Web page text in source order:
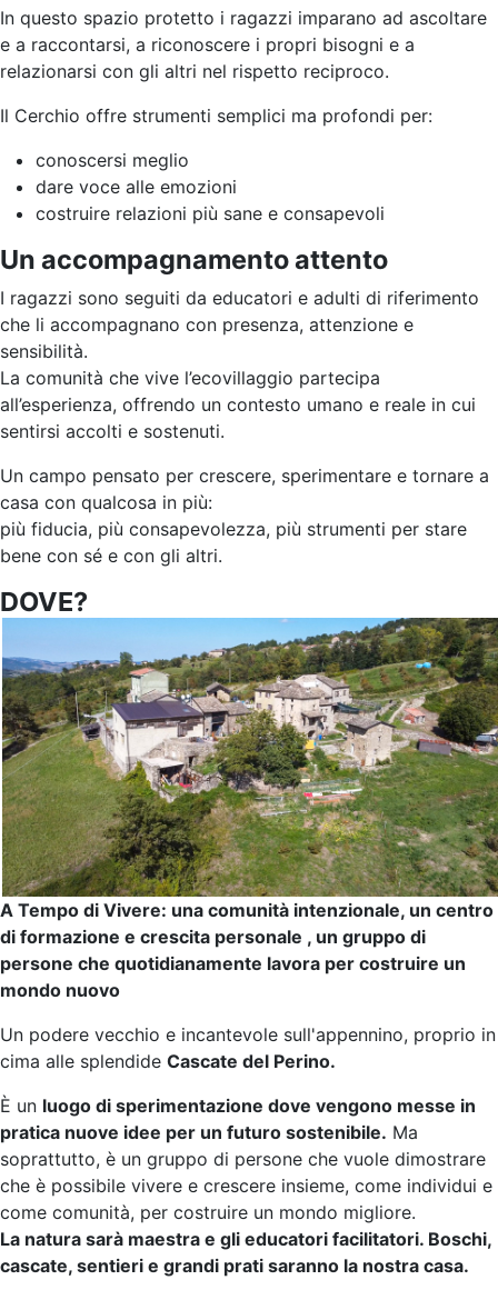
In questo spazio protetto i ragazzi imparano ad ascoltare
e a raccontarsi, a riconoscere i propri bisogni e a
relazionarsi con gli altri nel rispetto reciproco.
Il Cerchio offre strumenti semplici ma profondi per:
conoscersi meglio
dare voce alle emozioni
costruire relazioni più sane e consapevoli
Un accompagnamento attento
I ragazzi sono seguiti da educatori e adulti di riferimento
che li accompagnano con presenza, attenzione e
sensibilità.
La comunità che vive l’ecovillaggio partecipa
all’esperienza, offrendo un contesto umano e reale in cui
sentirsi accolti e sostenuti.
Un campo pensato per crescere, sperimentare e tornare a
casa con qualcosa in più:
più fiducia, più consapevolezza, più strumenti per stare
bene con sé e con gli altri.
DOVE?
A Tempo di Vivere: una comunità intenzionale, un centro
di formazione e crescita personale , un gruppo di
persone che quotidianamente lavora per costruire un
mondo nuovo
Un podere vecchio e incantevole sull'appennino, proprio in
cima alle splendide Cascate del Perino.
È un luogo di sperimentazione dove vengono messe in
pratica nuove idee per un futuro sostenibile. Ma
soprattutto, è un gruppo di persone che vuole dimostrare
che è possibile vivere e crescere insieme, come individui e
come comunità, per costruire un mondo migliore.
La natura sarà maestra e gli educatori facilitatori. Boschi,
cascate, sentieri e grandi prati saranno la nostra casa.